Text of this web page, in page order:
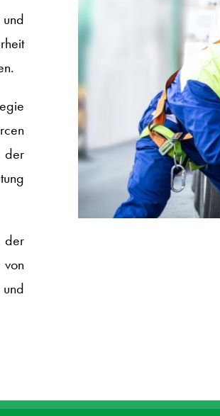
der
der